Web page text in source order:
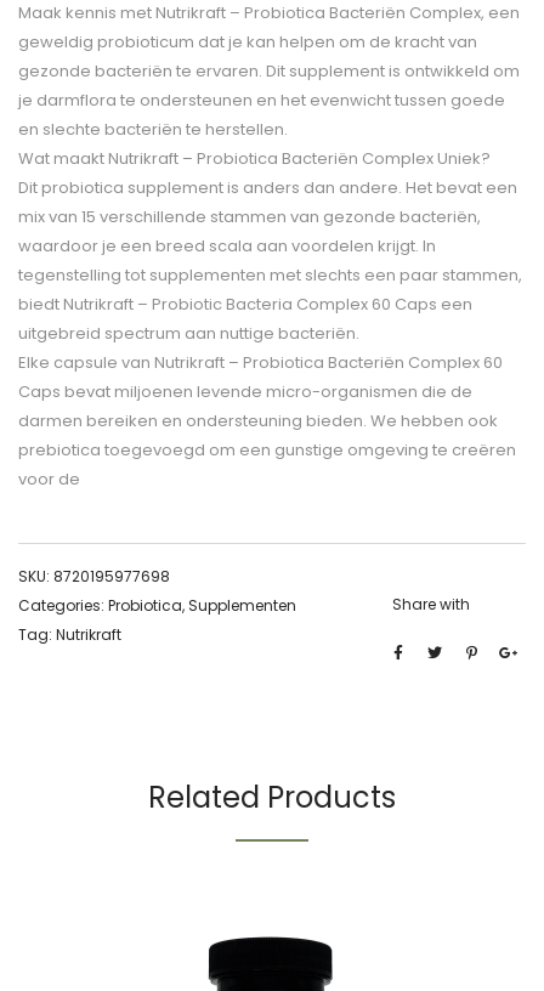
Maak kennis met Nutrikraft – Probiotica Bacteriën Complex, een
geweldig probioticum dat je kan helpen om de kracht van
gezonde bacteriën te ervaren. Dit supplement is ontwikkeld om
je darmflora te ondersteunen en het evenwicht tussen goede
en slechte bacteriën te herstellen.
Wat maakt Nutrikraft – Probiotica Bacteriën Complex Uniek?
Dit probiotica supplement is anders dan andere. Het bevat een
mix van 15 verschillende stammen van gezonde bacteriën,
waardoor je een breed scala aan voordelen krijgt. In
tegenstelling tot supplementen met slechts een paar stammen,
biedt Nutrikraft – Probiotic Bacteria Complex 60 Caps een
uitgebreid spectrum aan nuttige bacteriën.
Elke capsule van Nutrikraft – Probiotica Bacteriën Complex 60
Caps bevat miljoenen levende micro-organismen die de
darmen bereiken en ondersteuning bieden. We hebben ook
prebiotica toegevoegd om een gunstige omgeving te creëren
voor de
SKU: 8720195977698
Categories: Probiotica, Supplementen
Tag: Nutrikraft
Share with
Related Products